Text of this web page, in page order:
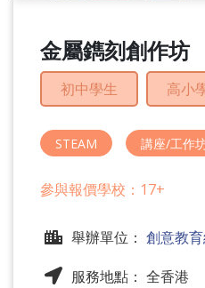
金屬鐫刻創作坊
初中學生 高小
STEAM 講座/工作
參與報價學校：17+
舉辦單位： 創意教
服務地點： 全香港